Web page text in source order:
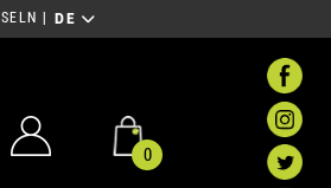
DE
0